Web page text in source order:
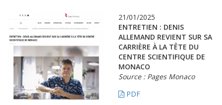
21/01/2025
ENTRETIEN : DENIS
ALLEMAND REVIENT SUR SA
CARRIÈRE À LA TÊTE DU
CENTRE SCIENTIFIQUE DE
MONACO
Source : Pages Monaco
PDF